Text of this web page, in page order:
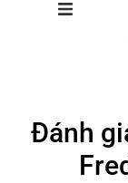
Manufacture
Đánh